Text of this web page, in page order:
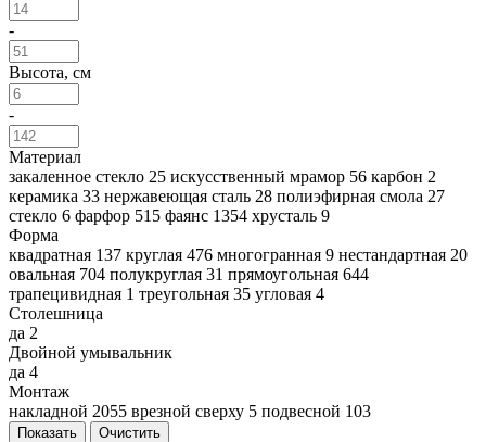
-
Высота, см
-
Материал
закаленное стекло 25 искусственный мрамор 56 карбон 2
керамика 33 нержавеющая сталь 28 полиэфирная смола 27
стекло 6 фарфор 515 фаянс 1354 хрусталь 9
Форма
квадратная 137 круглая 476 многогранная 9 нестандартная 20
овальная 704 полукруглая 31 прямоугольная 644
трапецивидная 1 треугольная 35 угловая 4
Столешница
да 2
Двойной умывальник
да 4
Монтаж
накладной 2055 врезной сверху 5 подвесной 103
Показать Очистить